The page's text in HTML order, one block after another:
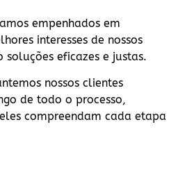
empenhados em
interesses de nossos
soluções eficazes e justas.
nossos clientes
de todo o processo,
compreendam cada etapa